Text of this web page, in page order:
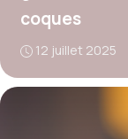
coques
12 juillet 2025